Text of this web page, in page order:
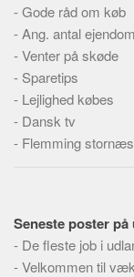
Alle
Meta
Dokumenttyper
Emner
Skribenter
Kilder
Om
-Gode råd om køb
-Ang. antal
-Venter på skøde
- Sparetips
- Lejlighed købes
- Dansk tv
- Flemming
Seneste poster
- De fleste job i
-Velkommen til